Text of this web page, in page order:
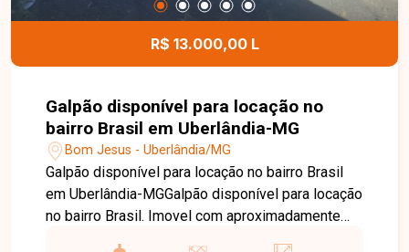
R$ 13.000,00 L
Galpão disponível para locação no
bairro Brasil em Uberlândia-MG
Bom Jesus - Uberlândia/MG
Galpão disponível para locação no bairro Brasil
em Uberlândia-MGGalpão disponível para locação
no bairro Brasil. Imovel com aproximadamente